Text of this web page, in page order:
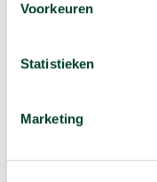
Voorkeuren
Statistieken
Marketing